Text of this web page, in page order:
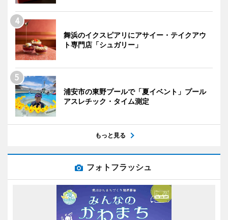
舞浜のイクスピアリにアサイー・テイクアウ
ト専門店「シュガリー」
浦安市の東野プールで「夏イベント」プール
アスレチック・タイム測定
もっと見る
フォトフラッシュ